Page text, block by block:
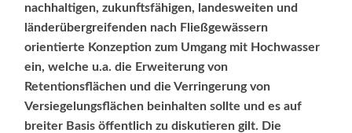
nachhaltigen, zukunftsfähigen, landesweiten und
länderübergreifenden nach Fließgewässern
orientierte Konzeption zum Umgang mit Hochwasser
ein, welche u.a. die Erweiterung von
Retentionsflächen und die Verringerung von
Versiegelungsflächen beinhalten sollte und es auf
breiter Basis öffentlich zu diskutieren gilt. Die